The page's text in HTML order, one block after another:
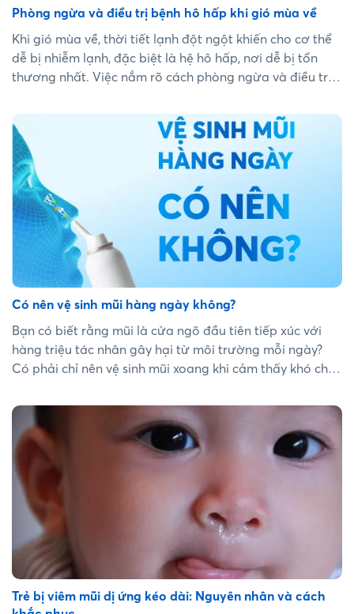
Phòng ngừa và điều trị bệnh hô hấp khi gió mùa về
Khi gió mùa về, thời tiết lạnh đột ngột khiến cho cơ thể
dễ bị nhiễm lạnh, đặc biệt là hệ hô hấp, nơi dễ bị tổn
thương nhất. Việc nắm rõ cách phòng ngừa và điều trị
một cách an toàn và hiệu quả....
Có nên vệ sinh mũi hàng ngày không?
Bạn có biết rằng mũi là cửa ngõ đầu tiên tiếp xúc với
hàng triệu tác nhân gây hại từ môi trường mỗi ngày?
Có phải chỉ nên vệ sinh mũi xoang khi cảm thấy khó chịu
ta nên vệ sinh mũi hàng ngày để bảo vệ mũi xoang? Hãy
theo dõi bài viết dưới đây để hiểu rõ hơn về tầm quan
trọng của việc giữ mũi xoang luôn sạch sẽ và thông
thoáng mỗi ngày!...
Trẻ bị viêm mũi dị ứng kéo dài: Nguyên nhân và cách